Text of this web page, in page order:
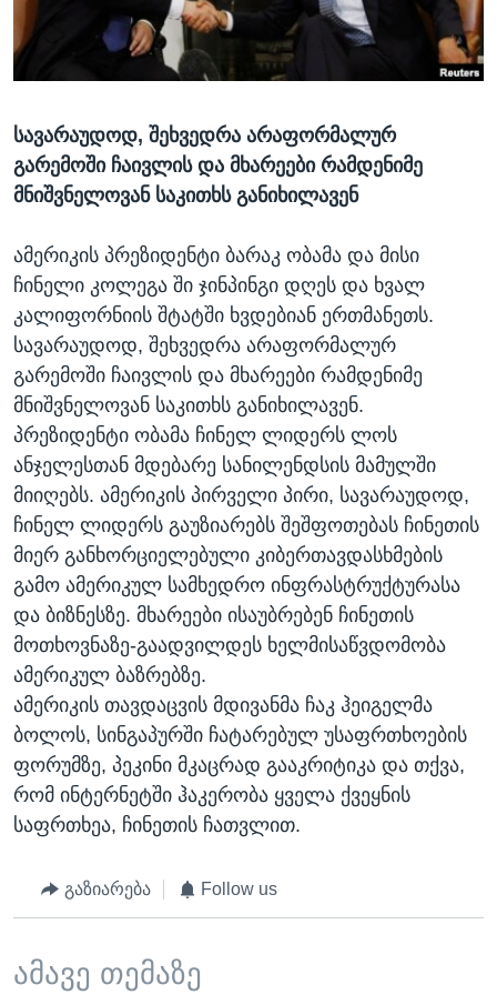
ᲡᲢᲣᲓᲘᲐ ᲕᲐᲨᲘᲜᲒᲢᲝᲜᲘ
ᲔᲙᲝᲜᲝᲛᲘᲙᲐ
ᲯᲐᲜᲛᲠᲗᲔᲚᲝᲑᲐ
ᲘᲜᲢᲔᲠᲕᲘᲣ
ᲙᲣᲚᲢᲣᲠᲐ
ᲓᲔᲖᲘᲜᲤᲝᲠᲛᲐᲪᲘᲐ
Learning English
ენები
სავარაუდოდ, შეხვედრა არაფორმალურ
გარემოში ჩაივლის და მხარეები რამდენიმე
მნიშვნელოვან საკითხს განიხილავენ
ამერიკის პრეზიდენტი ბარაკ ობამა და მისი
ჩინელი კოლეგა ში ჯინპინგი დღეს და ხვალ
კალიფორნიის შტატში ხვდებიან ერთმანეთს.
სავარაუდოდ, შეხვედრა არაფორმალურ
გარემოში ჩაივლის და მხარეები რამდენიმე
მნიშვნელოვან საკითხს განიხილავენ.
პრეზიდენტი ობამა ჩინელ ლიდერს ლოს
ანჯელესთან მდებარე სანილენდსის მამულში
მიიღებს. ამერიკის პირველი პირი, სავარაუდოდ,
ჩინელ ლიდერს გაუზიარებს შეშფოთებას ჩინეთის
მიერ განხორციელებული კიბერთავდასხმების
გამო ამერიკულ სამხედრო ინფრასტრუქტურასა
და ბიზნესზე. მხარეები ისაუბრებენ ჩინეთის
მოთხოვნაზე-გაადვილდეს ხელმისაწვდომობა
ამერიკულ ბაზრებზე.
ამერიკის თავდაცვის მდივანმა ჩაკ ჰეიგელმა
ბოლოს, სინგაპურში ჩატარებულ უსაფრთხოების
ფორუმზე, პეკინი მკაცრად გააკრიტიკა და თქვა,
რომ ინტერნეტში ჰაკერობა ყველა ქვეყნის
საფრთხეა, ჩინეთის ჩათვლით.
გაზიარება Follow us
ამავე თემაზე